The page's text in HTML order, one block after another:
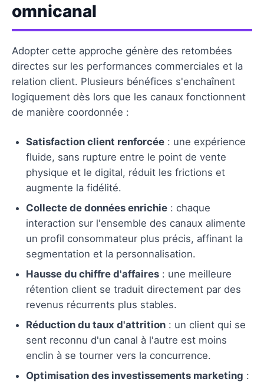
omnicanal
Adopter cette approche génère des retombées
directes sur les performances commerciales et la
relation client. Plusieurs bénéfices s'enchaînent
logiquement dès lors que les canaux fonctionnent
de manière coordonnée :
Satisfaction client renforcée : une expérience
fluide, sans rupture entre le point de vente
physique et le digital, réduit les frictions et
augmente la fidélité.
Collecte de données enrichie : chaque
interaction sur l'ensemble des canaux alimente
un profil consommateur plus précis, affinant la
segmentation et la personnalisation.
Hausse du chiffre d'affaires : une meilleure
rétention client se traduit directement par des
revenus récurrents plus stables.
Réduction du taux d'attrition : un client qui se
sent reconnu d'un canal à l'autre est moins
enclin à se tourner vers la concurrence.
Optimisation des investissements marketing :